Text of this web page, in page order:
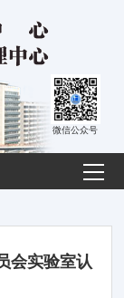
微信公众号
会实验室认